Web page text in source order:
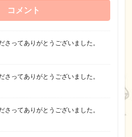
コメント
さってありがとうございました。
さってありがとうございました。
さってありがとうございました。